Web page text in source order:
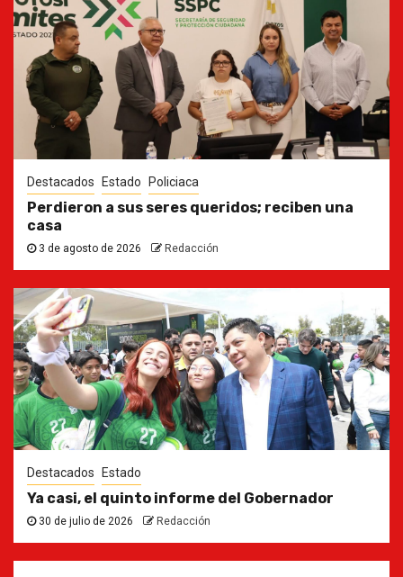
Destacados Estado Policiaca
Perdieron a sus seres queridos; reciben una
casa
3 de agosto de 2026 Redacción
Destacados Estado
Ya casi, el quinto informe del Gobernador
30 de julio de 2026 Redacción